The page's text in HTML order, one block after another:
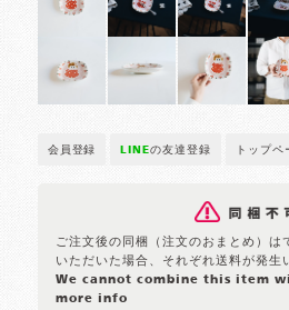
会員登録 LINEの友達登録 トップペ
ご注文後の同梱（注文のおまとめ）は
いただいた場合、それぞれ送料が発生
We cannot combine this item
more info